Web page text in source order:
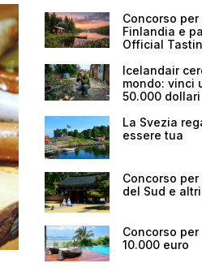
Concorso
Finlandia e
Official
Icelandair
mondo: vinci
50.000 dollari
La Svezia
essere tua
Concorso
del Sud e
Concorso
10.000 euro